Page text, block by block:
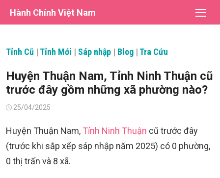
Hành Chính Việt Nam
Tỉnh Cũ | Tỉnh Mới | Sáp nhập | Blog | Tra Cứu
Huyện Thuận Nam, Tỉnh Ninh Thuận cũ
trước đây gồm những xã phường nào?
Đăng25/04/2025
Huyện Thuận Nam, Tỉnh Ninh Thuận cũ trước đây
(trước khi sắp xếp sáp nhập năm 2025) có 0 phường,
0 thị trấn và 8 xã.